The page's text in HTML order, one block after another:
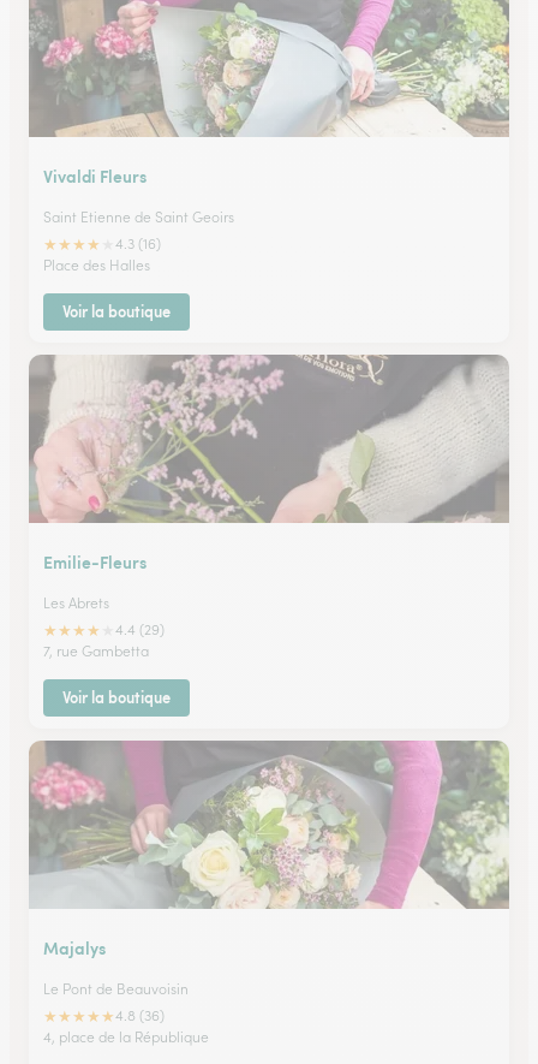
Vivaldi Fleurs
Saint Etienne de Saint Geoirs
★★★★
4.3 (16)
Place des Halles
Voir la boutique
Emilie-Fleurs
Les Abrets
★★★★
4.4 (29)
7, rue Gambetta
Voir la boutique
Majalys
Le Pont de Beauvoisin
★★★★★4.8 (36)
4, place de la République